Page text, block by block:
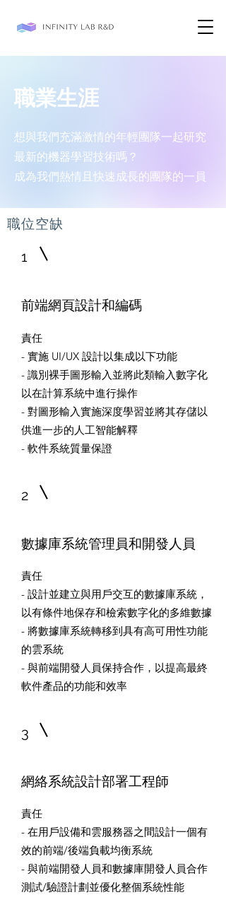
職業生涯
想與我們充滿激情的年輕團隊一起研究
最新的機器學習技術嗎？
成為我們熱情且快速成長的團隊的一員
職位空缺
1
前端網頁設計和編碼
責任
- 實施 UI/UX 設計以集成以下功能
- 識別裸手圖形輸入並將此類輸入數字化
以在計算系統中進行操作
- 對圖形輸入實施深度學習並將其存儲以
供進一步的人工智能解釋
- 軟件系統質量保證
2
數據庫系統管理員和開發人員
責任
- 設計並建立與用戶交互的數據庫系統，
以有條件地保存和檢索數字化的多維數據
- 將數據庫系統轉移到具有高可用性功能
的雲系統
- 與前端開發人員保持合作，以提高最終
軟件產品的功能和效率
3
網絡系統設計部署工程師
責任
- 在用戶設備和雲服務器之間設計一個有
效的前端/後端負載均衡系統
- 與前端開發人員和數據庫開發人員合作
測試/驗證計劃並優化整個系統性能